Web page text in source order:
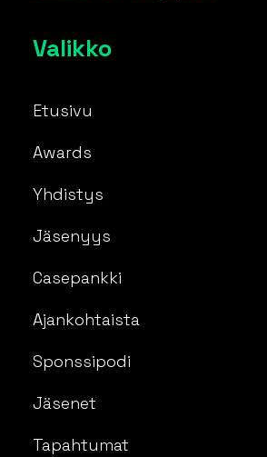
Valikko
Etusivu
Awards
Yhdistys
Jäsenyys
Casepankki
Ajankohtaista
Sponssipodi
Jäsenet
Tapahtumat